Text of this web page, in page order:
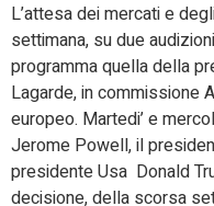
L’attesa dei mercati e
settimana, su due
programma quella della
Lagarde, in commissione
europeo. Martedi’ e
Jerome Powell, il
presidente Usa Donald
decisione, della scorsa